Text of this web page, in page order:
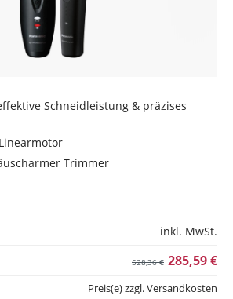
Schneidleistung & präzises
Trimmer
inkl. MwSt.
285,59 €
528,36 €
Preis(e) zzgl. Versandkosten